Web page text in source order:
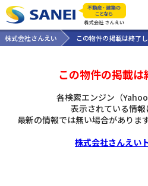
株式会社さんえい この物件の掲載は終了
この物件の掲載
各検索エンジン（
表示されている情報
最新の情報では無い場合があります
株式会社さんえい